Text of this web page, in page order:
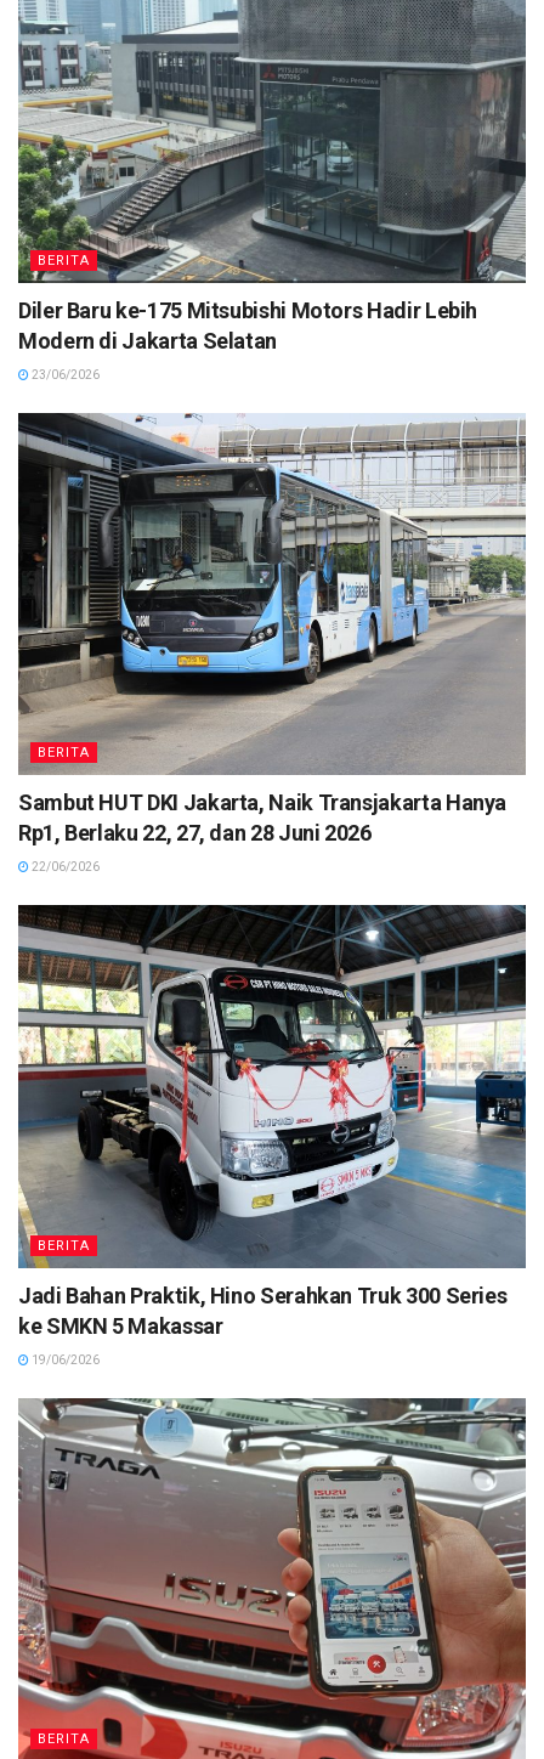
BERITA
Diler Baru ke-175 Mitsubishi Motors Hadir Lebih
Modern di Jakarta Selatan
23/06/2026
BERITA
Sambut HUT DKI Jakarta, Naik Transjakarta Hanya
Rp1, Berlaku 22, 27, dan 28 Juni 2026
22/06/2026
BERITA
Jadi Bahan Praktik, Hino Serahkan Truk 300 Series
ke SMKN 5 Makassar
19/06/2026
BERITA